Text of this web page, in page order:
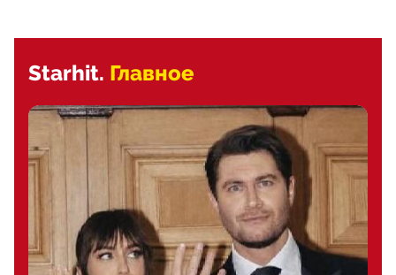
Starhit. Главное